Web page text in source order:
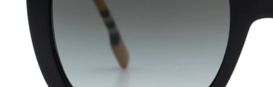
46 mm
Височина на стъклото Ширина на стъклото
Ширина
на